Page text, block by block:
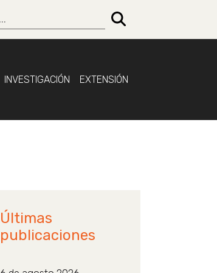
INVESTIGACIÓN EXTENSIÓN
Últimas
publicaciones